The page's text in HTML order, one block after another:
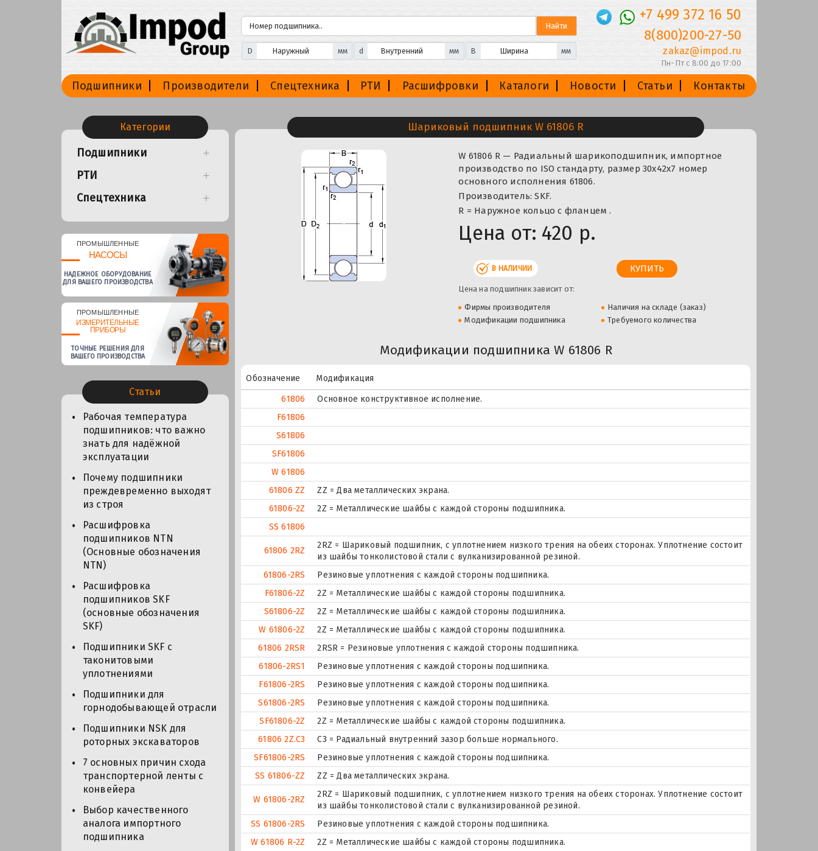
D мм d мм B мм
+7 499 372 16 50
8(800)200-27-50
zakaz@impod.ru
Пн-Пт с 8:00 до 17:00
Подшипники Производители Спецтехника РТИ Расшифровки Каталоги Новости Статьи Контакты
Категории
Подшипники
РТИ
Спецтехника
ПРОМЫШЛЕННЫЕ
НАСОСЫ
НАДЕЖНОЕ ОБОРУДОВАНИЕ
ДЛЯ ВАШЕГО ПРОИЗВОДСТВА
ПРОМЫШЛЕННЫЕ
ИЗМЕРИТЕЛЬНЫЕ
ПРИБОРЫ
ТОЧНЫЕ РЕШЕНИЯ ДЛЯ
ВАШЕГО ПРОИЗВОДСТВА
Статьи
Рабочая температура
подшипников: что важно
знать для надёжной
эксплуатации
Почему подшипники
преждевременно выходят
из строя
Расшифровка
подшипников NTN
(Основные обозначения
NTN)
Расшифровка
подшипников SKF
(основные обозначения
SKF)
Подшипники SKF с
таконитовыми
уплотнениями
Подшипники для
горнодобывающей отрасли
Подшипники NSK для
роторных экскаваторов
7 основных причин схода
транспортерной ленты с
конвейера
Выбор качественного
аналога импортного
подшипника
Шариковый подшипник W 61806 R
W 61806 R — Радиальный шарикоподшипник, импортное
производство по ISO стандарту, размер 30x42x7 номер
основного исполнения 61806.
Производитель: SKF.
R = Наружное кольцо с фланцем .
Цена от: 420 р.
В НАЛИЧИИ
Цена на подшипник зависит от:
Фирмы производителя
Наличия на складе (заказ)
Модификации подшипника
Требуемого количества
Модификации подшипника W 61806 R
Обозначение
Модификация
61806
Основное конструктивное исполнение.
F61806
S61806
SF61806
W 61806
61806 ZZ
ZZ = Два металлических экрана.
61806-2Z
2Z = Металлические шайбы с каждой стороны подшипника.
SS 61806
61806 2RZ
2RZ = Шариковый подшипник, с уплотнением низкого трения на обеих сторонах. Уплотнение состоит
из шайбы тонколистовой стали с вулканизированной резиной.
61806-2RS
Резиновые уплотнения с каждой стороны подшипника.
F61806-2Z
2Z = Металлические шайбы с каждой стороны подшипника.
S61806-2Z
2Z = Металлические шайбы с каждой стороны подшипника.
W 61806-2Z
2Z = Металлические шайбы с каждой стороны подшипника.
61806 2RSR
2RSR = Резиновые уплотнения с каждой стороны подшипника.
61806-2RS1
Резиновые уплотнения с каждой стороны подшипника.
F61806-2RS
Резиновые уплотнения с каждой стороны подшипника.
S61806-2RS
Резиновые уплотнения с каждой стороны подшипника.
SF61806-2Z
2Z = Металлические шайбы с каждой стороны подшипника.
61806 2Z.C3
C3 = Радиальный внутренний зазор больше нормального.
SF61806-2RS
Резиновые уплотнения с каждой стороны подшипника.
SS 61806-ZZ
ZZ = Два металлических экрана.
W 61806-2RZ
2RZ = Шариковый подшипник, с уплотнением низкого трения на обеих сторонах. Уплотнение состоит
из шайбы тонколистовой стали с вулканизированной резиной.
SS 61806-2RS
Резиновые уплотнения с каждой стороны подшипника.
W 61806 R-2Z
2Z = Металлические шайбы с каждой стороны подшипника.